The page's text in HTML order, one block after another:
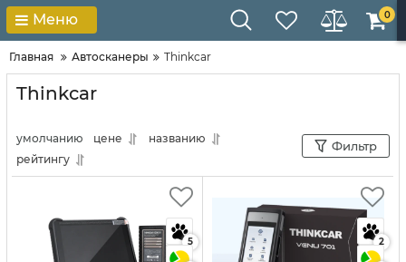
Меню 0
Главная Автосканеры Thinkcar
Thinkcar
умолчанию цене
названию
рейтингу
Фильтр
5 2